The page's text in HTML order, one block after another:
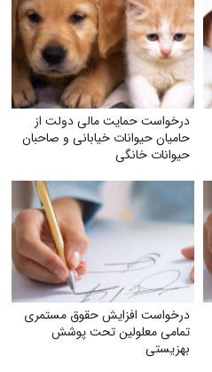
درخواست حمایت مالی دولت از
حامیان حیوانات خیابانی و صاحبان
حیوانات خانگی
درخواست افزایش حقوق مستمری
تمامی معلولین تحت پوشش
بهزیستی